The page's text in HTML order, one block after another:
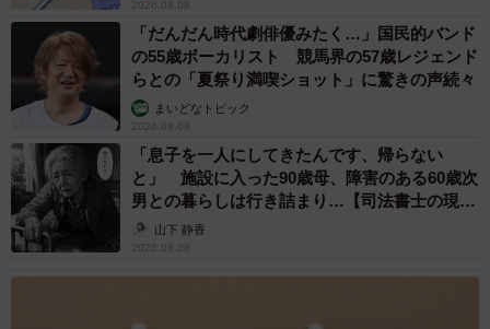
てびっくりさせたかったからなんだそう。でも、嘘をつく
とお母さんが手放しで喜べなくなってしまうことがわかっ
たので、来年は別のお祝いを考えてくれそうですね。
■隠れ家のようなドライヘッドマッサージ店「broccoli de
wameyou」（東京都台東区浅草橋）（ヘッドマッサージ
師・迷走主婦さんのサロン）
https://wameyou.jimdosite.com
2026.08.08
「だんだん時代劇俳優みたく…」国民的バンド
の55歳ボーカリスト 競馬界の57歳レジェンド
らとの「夏祭り満喫ショット」に驚きの声続々
まいどなトピック
2026.08.08
「息子を一人にしてきたんです、帰らない
と」 施設に入った90歳母、障害のある60歳次
男との暮らしは行き詰まり…【司法書士の現場
から】山下 静香
2026.08.08